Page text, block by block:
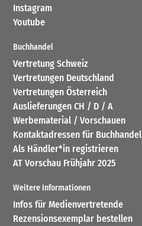
Instagram
Youtube
Buchhandel
Vertretung Schweiz
Vertretungen Deutschland
Vertretungen Österreich
Auslieferungen CH / D / A
Werbematerial / Vorschauen
Kontaktadressen für Buchhandel
Als Händler*in registrieren
AT Vorschau Frühjahr 2025
Weitere Informationen
Infos für Medienvertretende
Rezensionsexemplar bestellen